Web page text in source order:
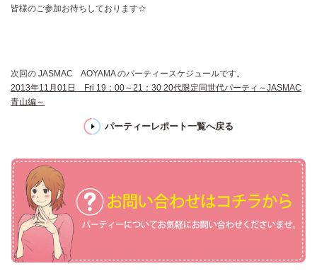
皆様のご参加お待ちしております☆
次回の JASMAC AOYAMA のパーティースケジュールです。
2013年11月01日 Fri 19：00～21：30 20代限定同世代パーティ～JASMAC
青山編～
パーティーレポート一覧へ戻る